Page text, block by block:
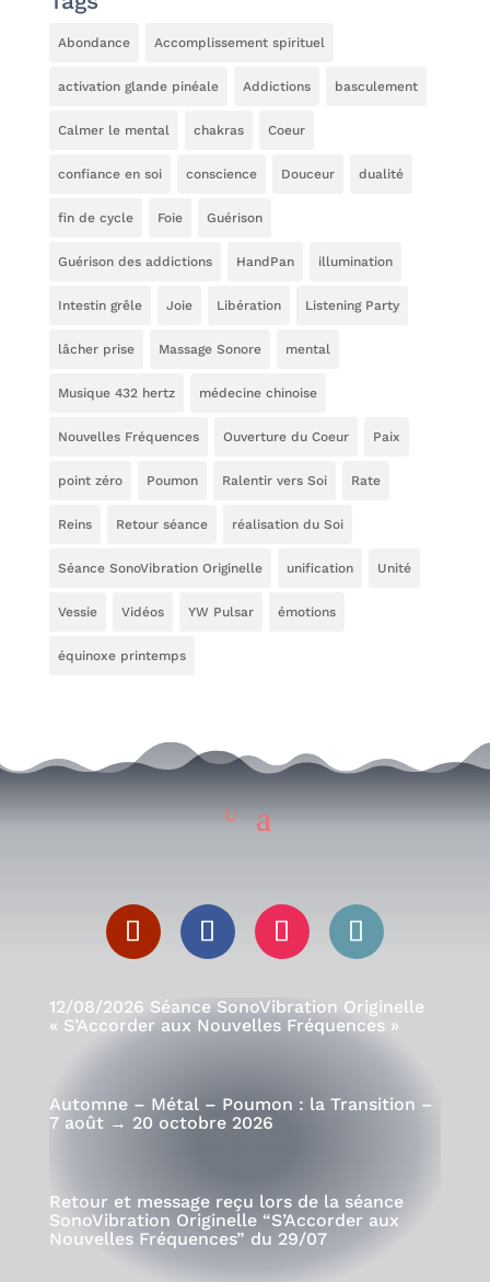
Abondance Accomplissement spirituel
activation glande pinéale Addictions basculement
Calmer le mental chakras Coeur
confiance en soi conscience Douceur dualité
fin de cycle Foie Guérison
Guérison des addictions HandPan illumination
Intestin grêle Joie Libération Listening Party
lâcher prise Massage Sonore mental
Musique 432 hertz médecine chinoise
Nouvelles Fréquences Ouverture du Coeur Paix
point zéro Poumon Ralentir vers Soi Rate
Reins Retour séance réalisation du Soi
Séance SonoVibration Originelle unification Unité
Vessie Vidéos YW Pulsar émotions
équinoxe printemps
12/08/2026 Séance SonoVibration Originelle
« S’Accorder aux Nouvelles Fréquences »
Automne – Métal – Poumon : la Transition –
7 août → 20 octobre 2026
Retour et message reçu lors de la séance
SonoVibration Originelle “S’Accorder aux
Nouvelles Fréquences” du 29/07